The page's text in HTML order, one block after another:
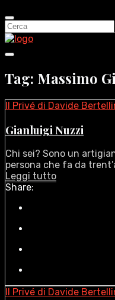
Tag: Massimo
Il Privé di Davide
Gianluigi Nuzzi
Chi sei? Sono un
persona che fa da
Leggi tutto
Share:
Il Privé di Davide